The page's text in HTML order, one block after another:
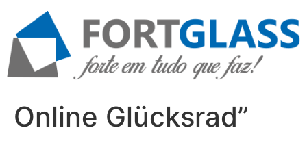
conteúdo
Online Glücksrad”